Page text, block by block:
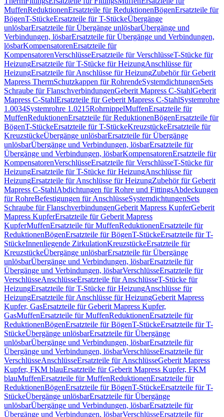
MuffenReduktionenErsatzteile für ReduktionenBögenErsatzteile für
BögenT-StückeErsatzteile für T-StückeÜbergänge
unlösbarErsatzteile für Übergänge unlösbarÜbergänge und
Verbindungen, lösbarErsatzteile für Übergänge und Verbindungen,
lösbarKompensatorenErsatzteile für
KompensatorenVerschlüsseErsatzteile für VerschlüsseT-Stücke für
HeizungErsatzteile für T-Stücke für HeizungAnschlüsse für
HeizungErsatzteile für Anschlüsse für HeizungZubehör für Geberit
Mapress ThermSchutzkappen für RohrendeSystemdichtungenSets
Schraube für FlanschverbindungenGeberit Mapress C-StahlGeberit
Mapress C-StahlErsatzteile für Geberit Mapress C-StahlSystemrohre
1.0034Systemrohre 1.0215RohrnippelMuffenErsatzteile für
MuffenReduktionenErsatzteile für ReduktionenBögenErsatzteile für
BögenT-StückeErsatzteile für T-StückeKreuzstückeErsatzteile für
KreuzstückeÜbergänge unlösbarErsatzteile für Übergänge
unlösbarÜbergänge und Verbindungen, lösbarErsatzteile für
Übergänge und Verbindungen, lösbarKompensatorenErsatzteile für
KompensatorenVerschlüsseErsatzteile für VerschlüsseT-Stücke für
HeizungErsatzteile für T-Stücke für HeizungAnschlüsse für
HeizungErsatzteile für Anschlüsse für HeizungZubehör für Geberit
Mapress C-StahlAbdichtungen für Rohre und FittingsAbdeckungen
für RohreBefestigungen für AnschlüsseSystemdichtungenSets
Schraube für FlanschverbindungenGeberit Mapress KupferGeberit
Mapress KupferErsatzteile für Geberit Mapress
KupferMuffenErsatzteile für MuffenReduktionenErsatzteile für
ReduktionenBögenErsatzteile für BögenT-StückeErsatzteile für T-
StückeInnenliegende ZirkulationKreuzstückeErsatzteile für
KreuzstückeÜbergänge unlösbarErsatzteile für Übergänge
unlösbarÜbergänge und Verbindungen, lösbarErsatzteile für
Übergänge und Verbindungen, lösbarVerschlüsseErsatzteile für
VerschlüsseAnschlüsseErsatzteile für AnschlüsseT-Stücke für
HeizungErsatzteile für T-Stücke für HeizungAnschlüsse für
HeizungErsatzteile für Anschlüsse für HeizungGeberit Mapress
Kupfer, GasErsatzteile für Geberit Mapress Kupfer,
GasMuffenErsatzteile für MuffenReduktionenErsatzteile für
ReduktionenBögenErsatzteile für BögenT-StückeErsatzteile für T-
StückeÜbergänge unlösbarErsatzteile für Übergänge
unlösbarÜbergänge und Verbindungen, lösbarErsatzteile für
Übergänge und Verbindungen, lösbarVerschlüsseErsatzteile für
VerschlüsseAnschlüsseErsatzteile für AnschlüsseGeberit Mapress
Kupfer, FKM blauErsatzteile für Geberit Mapress Kupfer, FKM
blauMuffenErsatzteile für MuffenReduktionenErsatzteile für
ReduktionenBögenErsatzteile für BögenT-StückeErsatzteile für T-
StückeÜbergänge unlösbarErsatzteile für Übergänge
unlösbarÜbergänge und Verbindungen, lösbarErsatzteile für
Übergänge und Verbindungen, lösbarVerschlüsseErsatzteile für